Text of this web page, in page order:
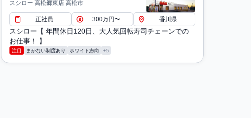
スシロー 高松郷東店 高松市
正社員 300万円〜 香川県
スシロー【 年間休日120日、大人気回転寿司チェーンでの
お仕事！ 】
注目 まかない制度あり ホワイト志向 +5